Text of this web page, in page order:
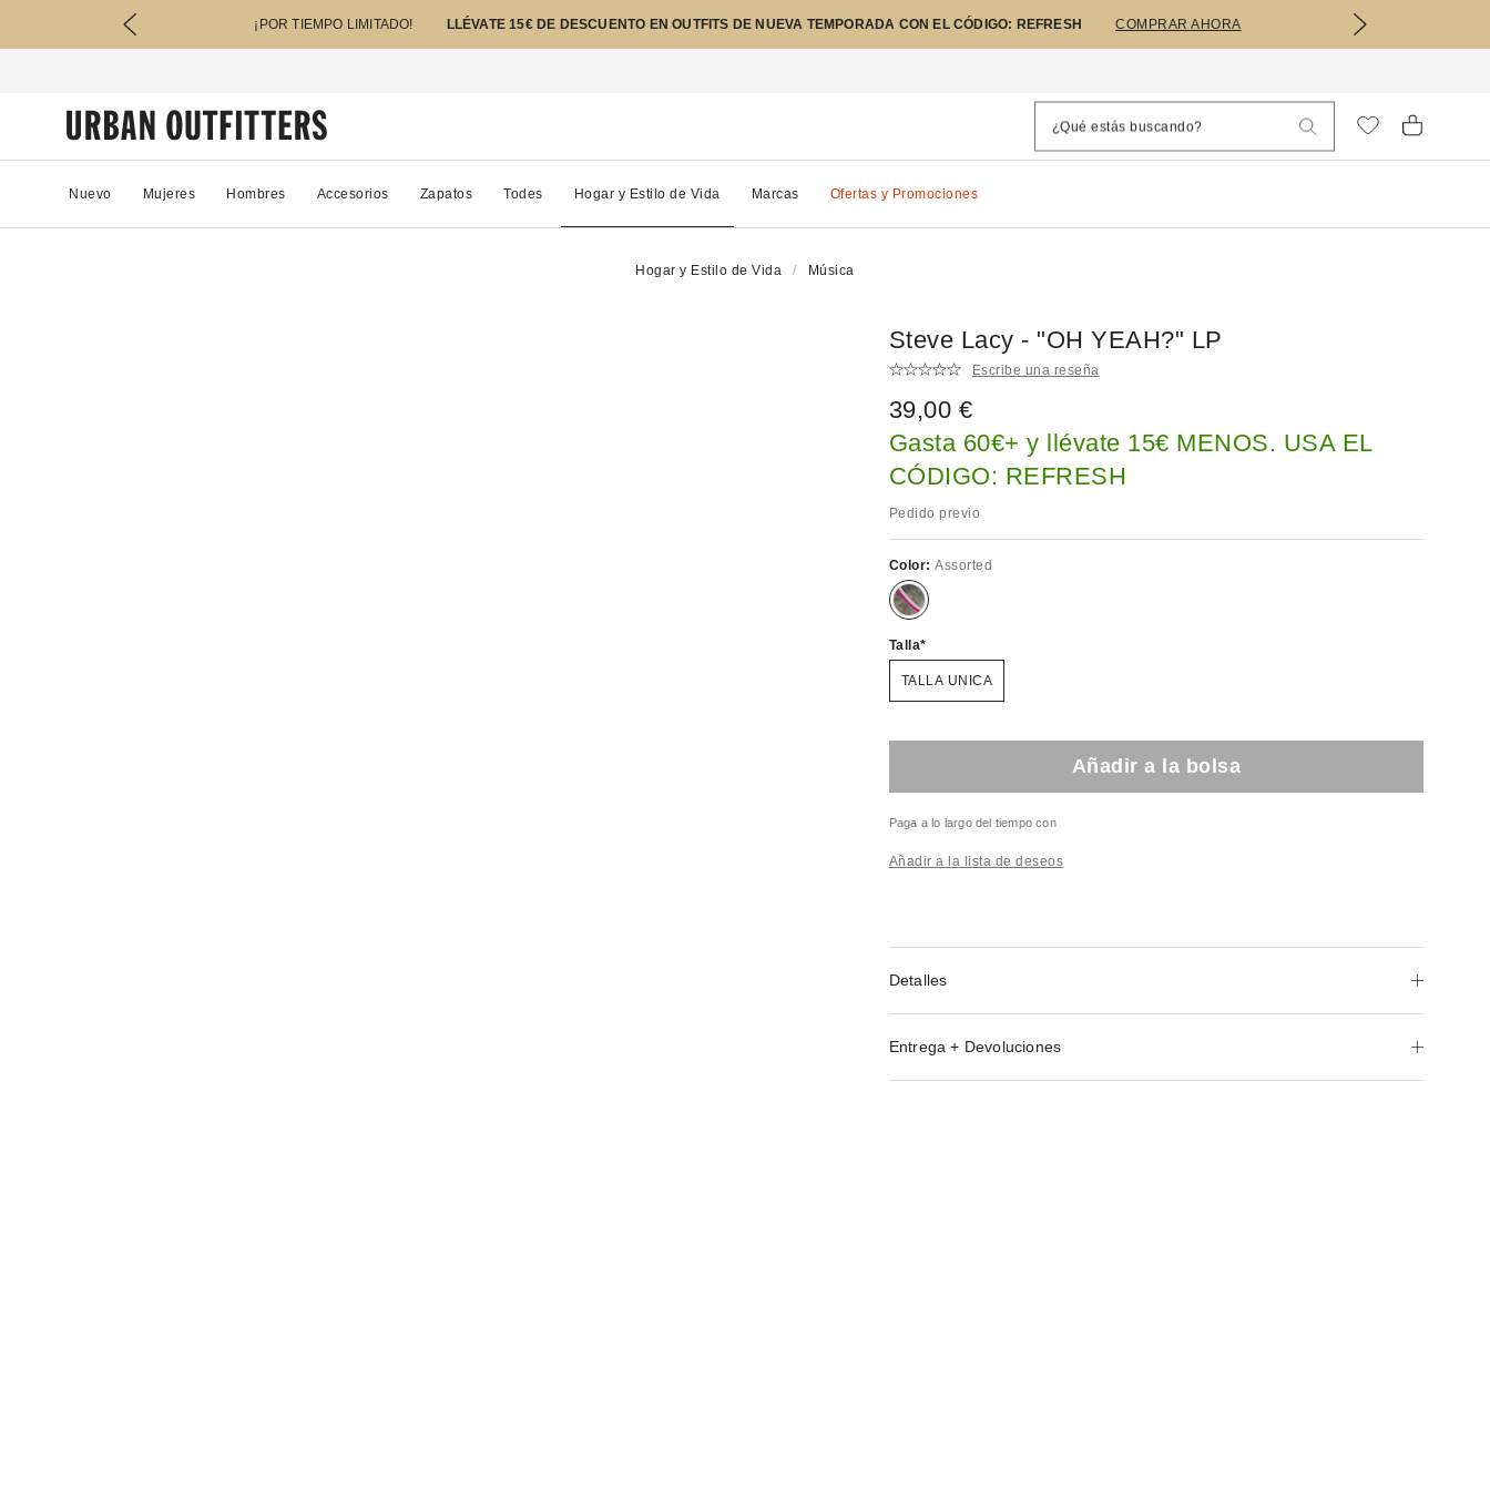
¡POR TIEMPO LIMITADO! LLÉVATE 15€ DE DESCUENTO EN OUTFITS DE NUEVA TEMPORADA CON EL CÓDIGO: REFRESH COMPRAR AHORA
Nuevo Mujeres Hombres Accesorios Zapatos Todes Hogar y Estilo de Vida Marcas Ofertas y Promociones
Hogar y Estilo de Vida Música
Steve Lacy - "OH YEAH?" LP
Escribe una reseña
39,00 €
Gasta 60€+ y llévate 15€ MENOS. USA EL
CÓDIGO: REFRESH
Pedido previo
Color:Assorted
Talla
TALLA UNICA
Añadir a la bolsa
Paga a lo largo del tiempo con
Añadir a la lista de deseos
Detalles
Entrega + Devoluciones